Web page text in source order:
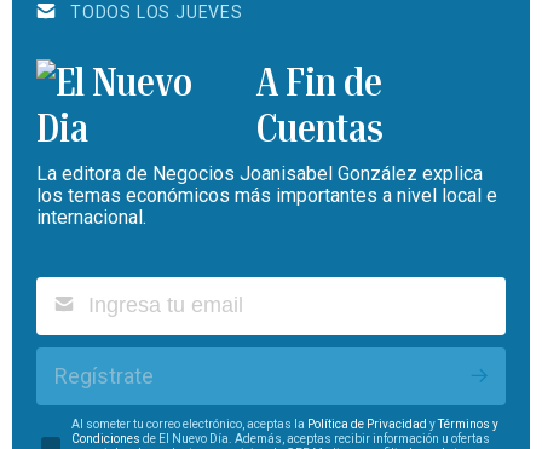
TODOS LOS JUEVES
A Fin de
Cuentas
La editora de Negocios Joanisabel González explica
los temas económicos más importantes a nivel local e
internacional.
Regístrate
Al someter tu correo electrónico, aceptas la Política de Privacidad yTérminos y
Condiciones de El Nuevo Día. Además, aceptas recibir información u ofertas